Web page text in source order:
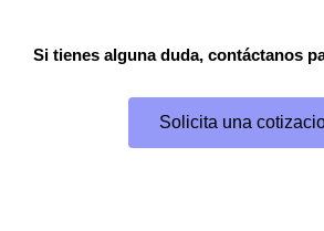
Si tienes alguna duda, contáctanos
Solicita una